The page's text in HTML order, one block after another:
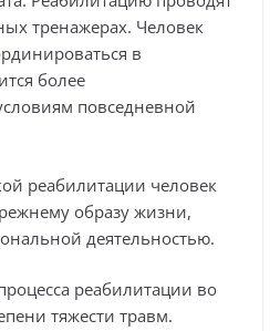
тренажерах. Человек
в
более
повседневной
реабилитации человек
образу жизни,
деятельностью.
реабилитации во
тяжести травм.